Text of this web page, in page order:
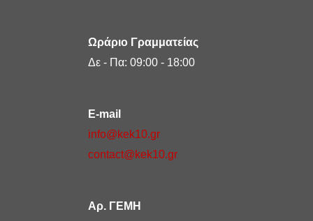
Ωράριο Γραμματείας
Δε - Πα: 09:00 - 18:00
E-mail
info@kek10.gr
contact@kek10.gr
Αρ. ΓΕΜΗ